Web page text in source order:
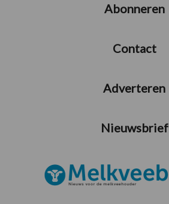
Abonneren
Contact
Adverteren
Nieuwsbrief